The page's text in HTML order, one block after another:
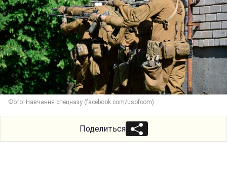
Фото: Навчання спецназу (facebook.com/usofcom)
Поделиться